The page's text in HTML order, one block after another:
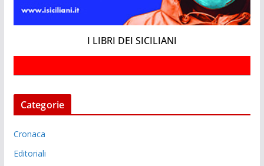
I LIBRI DEI SICILIANI
Categorie
Cronaca
Editoriali